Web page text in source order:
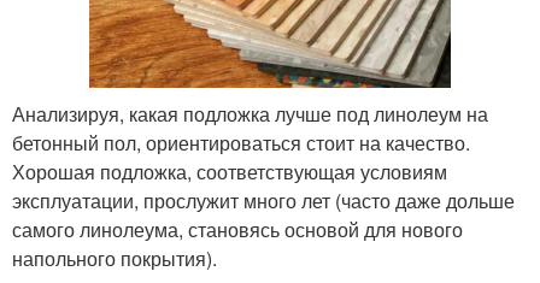
Анализируя, какая подложка лучше под линолеум на
бетонный пол, ориентироваться стоит на качество.
Хорошая подложка, соответствующая условиям
эксплуатации, прослужит много лет (часто даже дольше
самого линолеума, становясь основой для нового
напольного покрытия).